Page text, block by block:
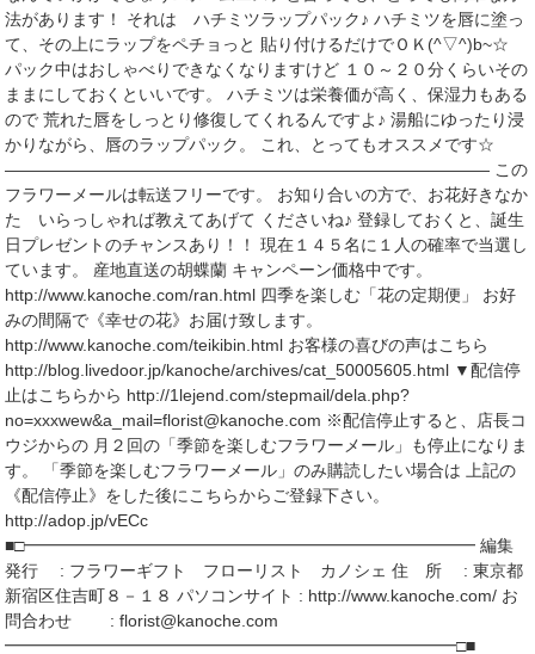
法があります！ それは ハチミツラップパック♪ ハチミツを唇に塗っ
て、その上にラップをペチョっと 貼り付けるだけでＯＫ(^▽^)b~☆
パック中はおしゃべりできなくなりますけど １０～２０分くらいその
ままにしておくといいです。 ハチミツは栄養価が高く、保湿力もある
ので 荒れた唇をしっとり修復してくれるんですよ♪ 湯船にゆったり浸
かりながら、唇のラップパック。 これ、とってもオススメです☆
――――――――――――――――――――――――――――― この
フラワーメールは転送フリーです。 お知り合いの方で、お花好きなか
た いらっしゃれば教えてあげて くださいね♪ 登録しておくと、誕生
日プレゼントのチャンスあり！！ 現在１４５名に１人の確率で当選し
ています。 産地直送の胡蝶蘭 キャンペーン価格中です。
http://www.kanoche.com/ran.html 四季を楽しむ「花の定期便」 お好
みの間隔で《幸せの花》お届け致します。
http://www.kanoche.com/teikibin.html お客様の喜びの声はこちら
http://blog.livedoor.jp/kanoche/archives/cat_50005605.html ▼配信停
止はこちらから http://1lejend.com/stepmail/dela.php?
no=xxxwew&a_mail=florist@kanoche.com ※配信停止すると、店長コ
ウジからの 月２回の「季節を楽しむフラワーメール」も停止になりま
す。 「季節を楽しむフラワーメール」のみ購読したい場合は 上記の
《配信停止》をした後にこちらからご登録下さい。
http://adop.jp/vECc
■□━━━━━━━━━━━━━━━━━━━━━━━━━━━ 編集
発行 : フラワーギフト フローリスト カノシェ 住 所 : 東京都
新宿区住吉町８－１８ パソコンサイト : http://www.kanoche.com/ お
問合わせ : florist@kanoche.com
━━━━━━━━━━━━━━━━━━━━━━━━━━━□■